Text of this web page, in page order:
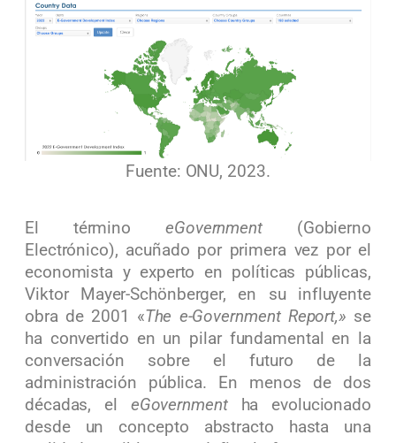
Fuente: ONU, 2023.
El términoeGovernment(Gobierno
Electrónico), acuñado por primera vez por el
economista y experto en políticas públicas,
Viktor Mayer-Schönberger, en su influyente
obra de 2001 «The e-Government Report,» se
ha convertido en un pilar fundamental en la
conversación sobre el futuro de la
administración pública. En menos de dos
décadas, el eGovernmentha evolucionado
desde un concepto abstracto hasta una